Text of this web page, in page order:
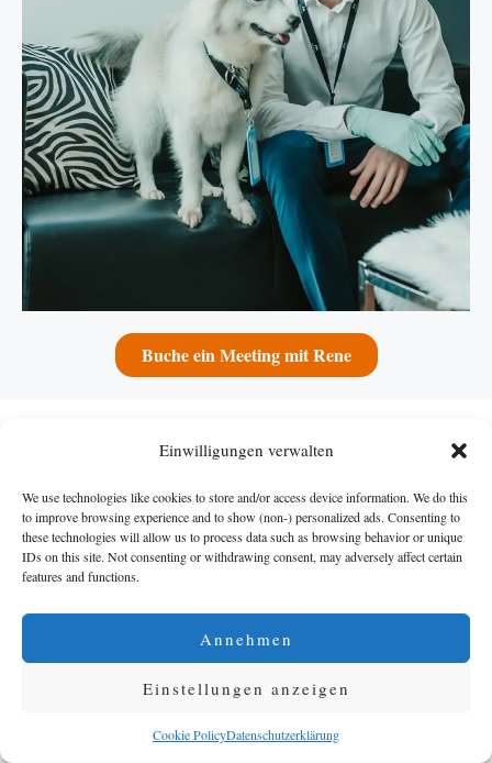
Einwilligungen verwalten
We use technologies like cookies to store and/or access device information. We do this
to improve browsing experience and to show (non-) personalized ads. Consenting to
these technologies will allow us to process data such as browsing behavior or unique
IDs on this site. Not consenting or withdrawing consent, may adversely affect certain
features and functions.
Annehmen
Einstellungen anzeigen
Cookie PolicyDatenschutzerklärung
Buche ein Meeting mit Rene
Local SEO Services &
Leistungen